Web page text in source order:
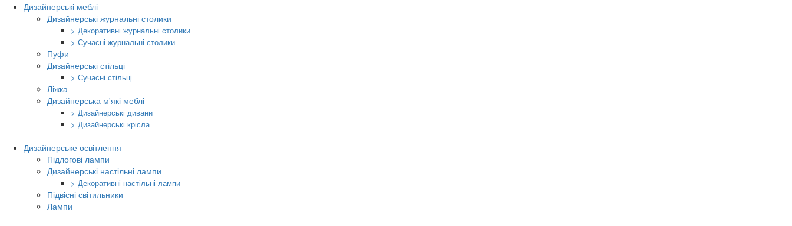
Дизайнерські меблі
Дизайнерські журнальні столики
> Декоративні журнальні столики
> Сучасні журнальні столики
Пуфи
Дизайнерські стільці
> Сучасні стільці
Ліжка
Дизайнерська м'які меблі
> Дизайнерські дивани
> Дизайнерські крісла
Дизайнерське освітлення
Підлогові лампи
Дизайнерські настільні лампи
> Декоративні настільні лампи
Підвісні світильники
Лампи